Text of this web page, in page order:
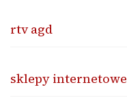
rtv agd
sklepy internetowe